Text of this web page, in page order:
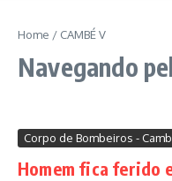
Home / CAMBÉ V
Navegando
Corpo de Bombeiros -
Homem fica ferido